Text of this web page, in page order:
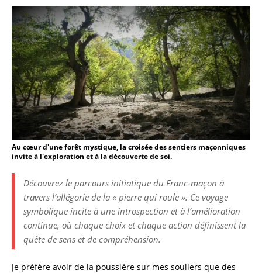
Au cœur d'une forêt mystique, la croisée des sentiers maçonniques
invite à l'exploration et à la découverte de soi.
Découvrez le parcours initiatique du Franc-maçon à
travers l’allégorie de la « pierre qui roule ». Ce voyage
symbolique incite à une introspection et à l’amélioration
continue, où chaque choix et chaque action définissent la
quête de sens et de compréhension.
Je préfère avoir de la poussière sur mes souliers que des